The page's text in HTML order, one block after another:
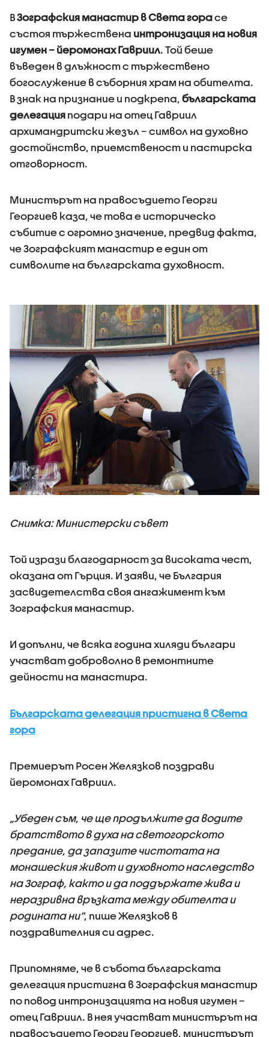
ВЗографския манастир в Света горасе
състоя тържествена интронизация на новия
игумен – йеромонах Гавриил. Той беше
въведен в длъжност с тържествено
богослужение в съборния храм на обителта.
В знак на признание и подкрепа, българската
делегация подари на отец Гавриил
архимандритски жезъл – символ на духовно
достойнство, приемственост и пастирска
отговорност.
Министърът на правосъдието Георги
Георгиев каза, че това е историческо
събитие с огромно значение, предвид факта,
че Зографският манастир е един от
символите на българската духовност.
Снимка: Министерски съвет
Той изрази благодарност за високата чест,
оказана от Гърция. И заяви, че България
засвидетелства своя ангажимент към
Зографския манастир.
И допълни, че всяка година хиляди българи
участват доброволно в ремонтните
дейности на манастира.
Българската делегация пристигна в Света
гора
Премиерът Росен Желязков поздрави
йеромонах Гавриил.
„Убеден съм, че ще продължите да водите
братството в духа на светогорското
предание, да запазите чистотата на
монашеския живот и духовното наследство
на Зограф, както и да поддържате жива и
неразривна връзката между обителта и
родината ни“, пише Желязков в
поздравителния си адрес.
Припомняме, че в събота българската
делегация пристигна в Зографския манастир
по повод интронизацията на новия игумен –
отец Гавриил. В нея участват министърът на
правосъдието Георги Георгиев, министърът